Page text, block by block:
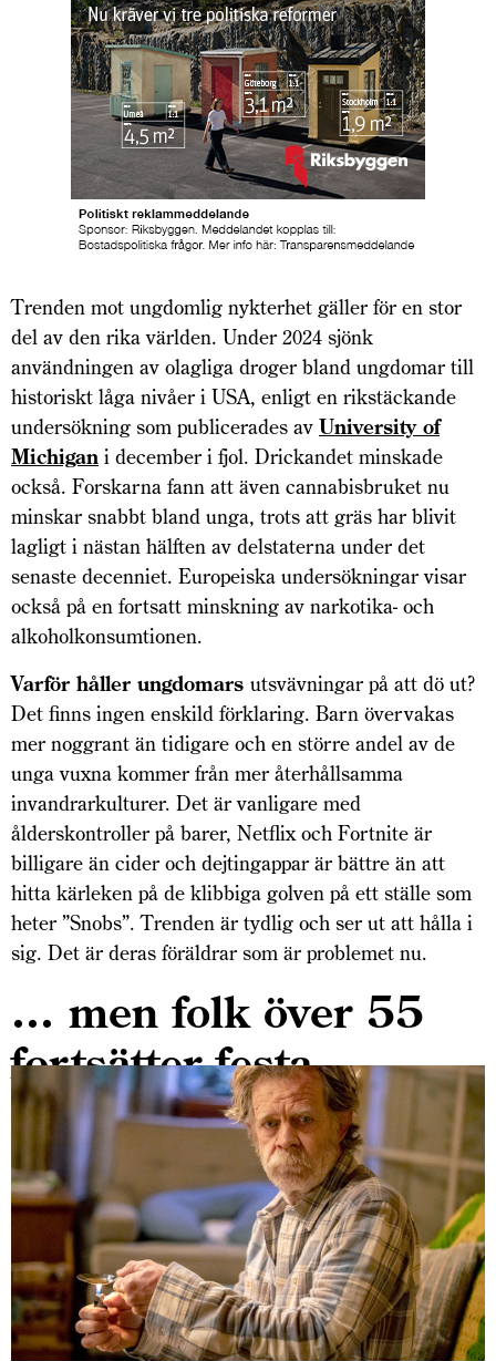
Trenden mot ungdomlig nykterhet gäller för en stor
del av den rika världen. Under 2024 sjönk
användningen av olagliga droger bland ungdomar till
historiskt låga nivåer i USA, enligt en rikstäckande
undersökning som publicerades av University of
Michigan i december i fjol. Drickandet minskade
också. Forskarna fann att även cannabisbruket nu
minskar snabbt bland unga, trots att gräs har blivit
lagligt i nästan hälften av delstaterna under det
senaste decenniet. Europeiska undersökningar visar
också på en fortsatt minskning av narkotika- och
alkoholkonsumtionen.
Varför håller ungdomars utsvävningar på att dö ut?
Det finns ingen enskild förklaring. Barn övervakas
mer noggrant än tidigare och en större andel av de
unga vuxna kommer från mer återhållsamma
invandrarkulturer. Det är vanligare med
ålderskontroller på barer, Netflix och Fortnite är
billigare än cider och dejtingappar är bättre än att
hitta kärleken på de klibbiga golven på ett ställe som
heter ”Snobs”. Trenden är tydlig och ser ut att hålla i
sig. Det är deras föräldrar som är problemet nu.
… men folk över 55
fortsätter festa …